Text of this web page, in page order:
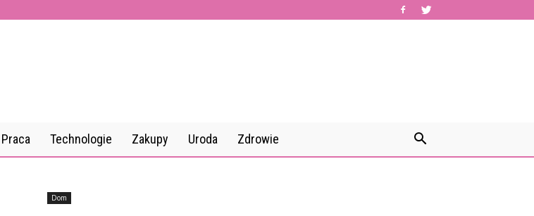
Praca Technologie Zakupy Uroda Zdrowie
Dom